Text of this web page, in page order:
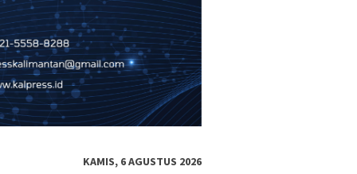
KAMIS, 6 AGUSTUS 2026